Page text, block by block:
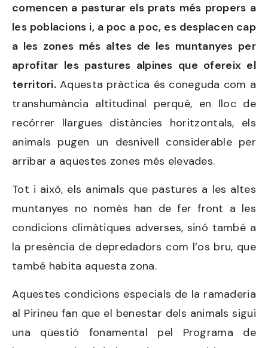
comencen a pasturar els prats més propers a
les poblacions i, a poc a poc, es desplacen cap
a les zones més altes de les muntanyes per
aprofitar les pastures alpines que ofereix el
territori. Aquesta pràctica és coneguda com a
transhumància altitudinal perquè, en lloc de
recórrer llargues distàncies horitzontals, els
animals pugen un desnivell considerable per
arribar a aquestes zones més elevades.
Tot i això, els animals que pastures a les altes
muntanyes no només han de fer front a les
condicions climàtiques adverses, sinó també a
la presència de depredadors com l’os bru, que
també habita aquesta zona.
Aquestes condicions especials de la ramaderia
al Pirineu fan que el benestar dels animals sigui
una qüestió fonamental pel Programa de